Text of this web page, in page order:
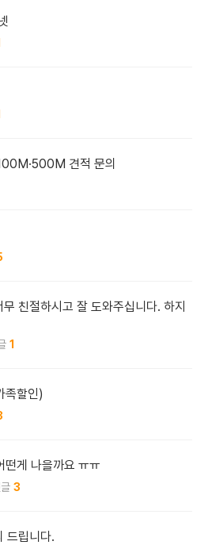
견적 문의
친절하시고 잘 도와주십니다. 하지
1
족할인)
떤게 나을까요 ㅠㅠ
3
드립니다.